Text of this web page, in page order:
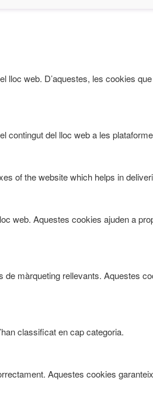
web. D’aquestes, les cookies
del lloc web a les
of the website which helps in
web. Aquestes cookies ajuden a
màrqueting rellevants. Aquestes
classificat en cap categoria.
Aquestes cookies